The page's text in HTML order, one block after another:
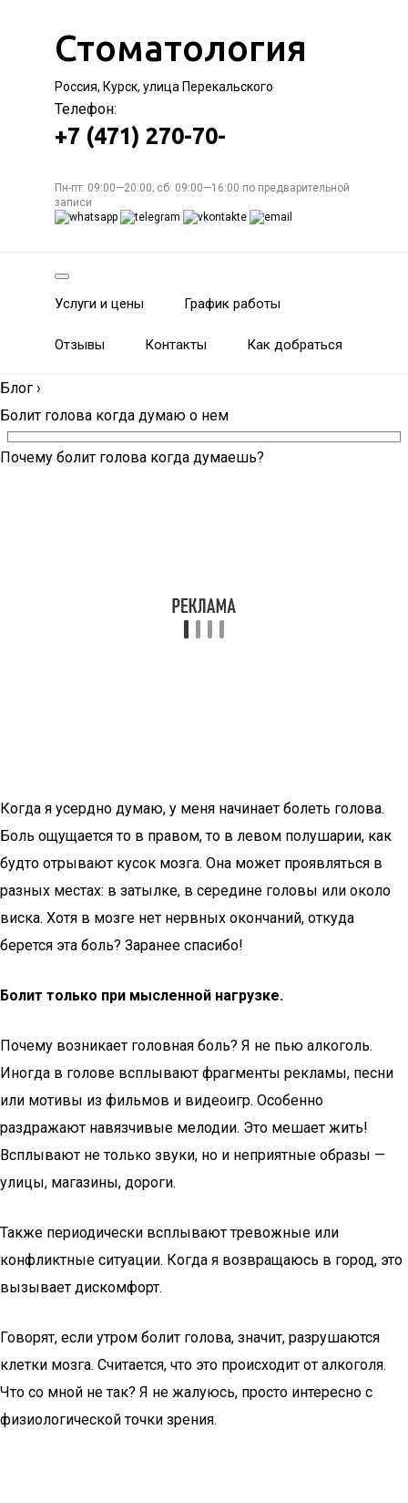
Стоматология
Россия, Курск, улица Перекальского
Телефон:
+7 (471) 270-70-
Пн-пт: 09:00—20:00; сб: 09:00—16:00 по предварительной
записи
Услуги и цены График работы
Отзывы Контакты Как добраться
Блог ›
Болит голова когда думаю о нем
Почему болит голова когда думаешь?
Когда я усердно думаю, у меня начинает болеть голова.
Боль ощущается то в правом, то в левом полушарии, как
будто отрывают кусок мозга. Она может проявляться в
разных местах: в затылке, в середине головы или около
виска. Хотя в мозге нет нервных окончаний, откуда
берется эта боль? Заранее спасибо!
Болит только при мысленной нагрузке.
Почему возникает головная боль? Я не пью алкоголь.
Иногда в голове всплывают фрагменты рекламы, песни
или мотивы из фильмов и видеоигр. Особенно
раздражают навязчивые мелодии. Это мешает жить!
Всплывают не только звуки, но и неприятные образы —
улицы, магазины, дороги.
Также периодически всплывают тревожные или
конфликтные ситуации. Когда я возвращаюсь в город, это
вызывает дискомфорт.
Говорят, если утром болит голова, значит, разрушаются
клетки мозга. Считается, что это происходит от алкоголя.
Что со мной не так? Я не жалуюсь, просто интересно с
физиологической точки зрения.